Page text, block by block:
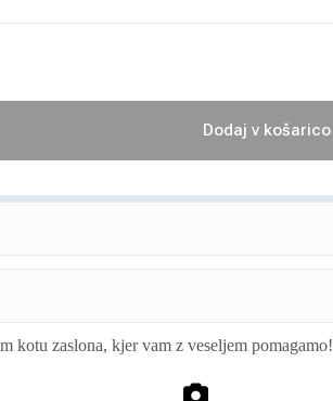
Dodaj v košarico
do 2cm.
kotu zaslona, kjer vam z veseljem pomagamo!